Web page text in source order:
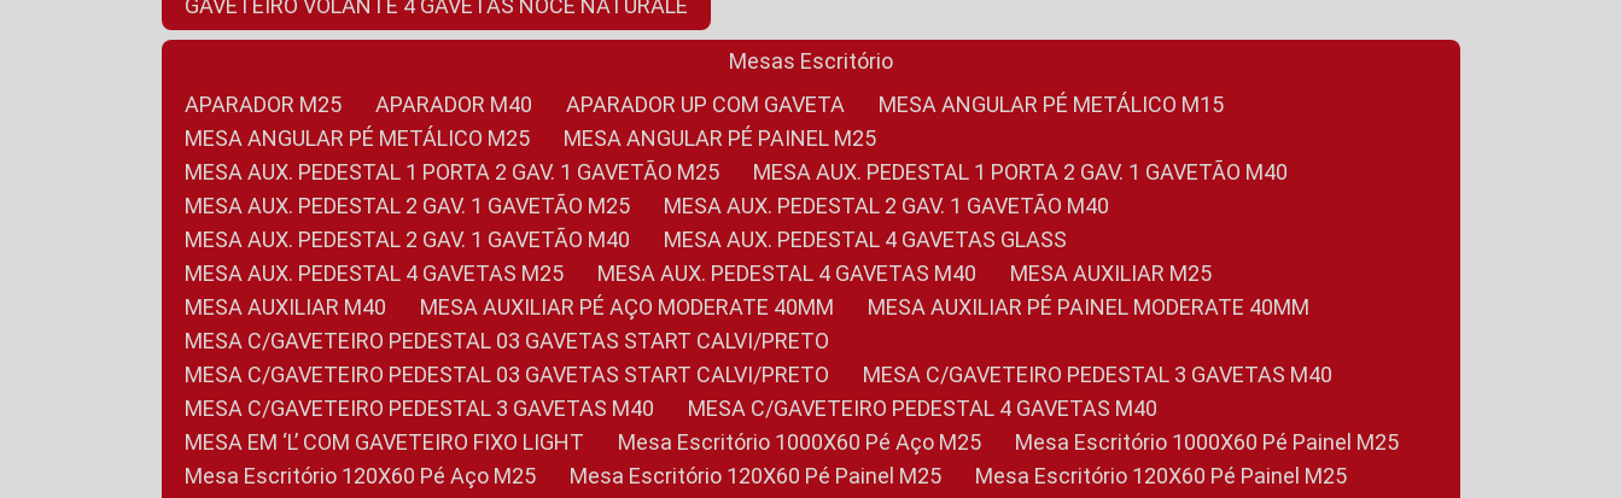
GAVETEIRO VOLANTE 4 GAVETAS NOCE NATURALE
Mesas Escritório
APARADOR M25
APARADOR M40 APARADOR UP COM GAVETA
MESA ANGULAR PÉ METÁLICO M15
MESA ANGULAR PÉ METÁLICO M25
MESA ANGULAR PÉ PAINEL M25
MESA AUX. PEDESTAL 1 PORTA 2 GAV. 1 GAVETÃO M25
MESA AUX. PEDESTAL 1 PORTA 2 GAV. 1 GAVETÃO M40
MESA AUX. PEDESTAL 2 GAV. 1 GAVETÃO M25
MESA AUX. PEDESTAL 2 GAV. 1 GAVETÃO M40
MESA AUX. PEDESTAL 2 GAV. 1 GAVETÃO M40
MESA AUX. PEDESTAL 4 GAVETAS GLASS
MESA AUX. PEDESTAL 4 GAVETAS M25
MESA AUX. PEDESTAL 4 GAVETAS M40
MESA AUXILIAR M25
MESA AUXILIAR M40
MESA AUXILIAR PÉ AÇO MODERATE 40MM
MESA AUXILIAR PÉ PAINEL MODERATE 40MM
MESA C/GAVETEIRO PEDESTAL 03 GAVETAS START CALVI/PRETO
MESA C/GAVETEIRO PEDESTAL 03 GAVETAS START CALVI/PRETO
MESA C/GAVETEIRO PEDESTAL 3 GAVETAS M40
MESA C/GAVETEIRO PEDESTAL 3 GAVETAS M40
MESA C/GAVETEIRO PEDESTAL 4 GAVETAS M40
MESA EM ‘L’ COM GAVETEIRO FIXO LIGHT
Mesa Escritório 1000X60 Pé Aço M25
Mesa Escritório 1000X60 Pé Painel M25
Mesa Escritório 120X60 Pé Aço M25
Mesa Escritório 120X60 Pé Painel M25
Mesa Escritório 120X60 Pé Painel M25